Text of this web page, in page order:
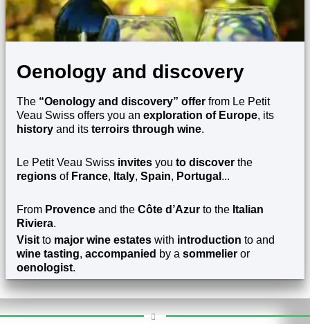
Oenology and discovery
The “Oenology and discovery” offer from Le Petit
Veau Swiss offers you an exploration of Europe, its
history and its terroirs through wine.
Le Petit Veau Swiss invites you to discover the
regions of France, Italy, Spain, Portugal ...
From Provence and the Côte d’Azur to the Italian
Riviera.
Visit to major wine estates with introduction to and
wine tasting, accompanied by a sommelier or
oenologist.
EXPLORE